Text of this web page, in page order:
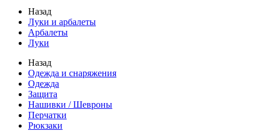
Назад
Луки и арбалеты
Арбалеты
Луки
Назад
Одежда и снаряжения
Одежда
Защита
Нашивки / Шевроны
Перчатки
Рюкзаки